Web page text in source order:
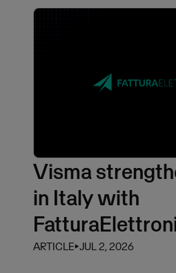
Visma
in Italy with
ARTICLE⏵JUL 2, 2026